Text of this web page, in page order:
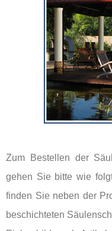
Zum Bestellen der
gehen Sie bitte wie
finden Sie neben der
beschichteten